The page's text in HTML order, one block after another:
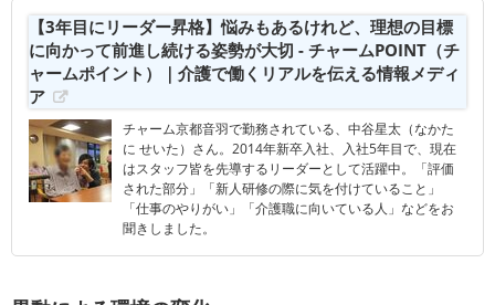
【3年目にリーダー昇格】悩みもあるけれど、理想の目標
に向かって前進し続ける姿勢が大切 - チャームPOINT（チ
ャームポイント）｜介護で働くリアルを伝える情報メディ
ア
チャーム京都音羽で勤務されている、中谷星太（なかた
に せいた）さん。2014年新卒入社、入社5年目で、現在
はスタッフ皆を先導するリーダーとして活躍中。「評価
された部分」「新人研修の際に気を付けていること」
「仕事のやりがい」「介護職に向いている人」などをお
聞きしました。